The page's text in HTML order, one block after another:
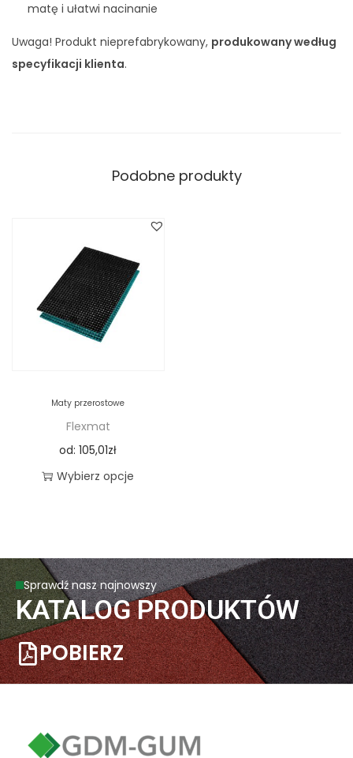
matę i ułatwi nacinanie
Uwaga! Produkt nieprefabrykowany, produkowany według
specyfikacji klienta.
Podobne produkty
Maty przerostowe
Flexmat
od:105,01zł
Wybierz opcje
Sprawdź nasz najnowszy
KATALOG PRODUKTÓW
POBIERZ